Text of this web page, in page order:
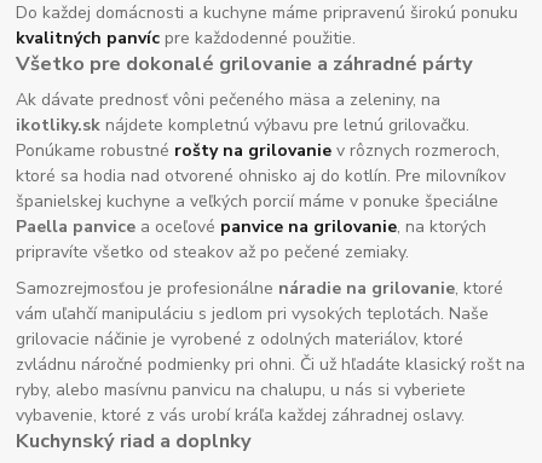
Do každej domácnosti a kuchyne máme pripravenú širokú ponuku
kvalitných panvíc pre každodenné použitie.
Všetko pre dokonalé grilovanie a záhradné párty
Ak dávate prednosť vôni pečeného mäsa a zeleniny, na
ikotliky.sk nájdete kompletnú výbavu pre letnú grilovačku.
Ponúkame robustné rošty na grilovanie v rôznych rozmeroch,
ktoré sa hodia nad otvorené ohnisko aj do kotlín. Pre milovníkov
španielskej kuchyne a veľkých porcií máme v ponuke špeciálne
Paella panvice a oceľové panvice na grilovanie, na ktorých
pripravíte všetko od steakov až po pečené zemiaky.
Samozrejmosťou je profesionálne náradie na grilovanie, ktoré
vám uľahčí manipuláciu s jedlom pri vysokých teplotách. Naše
grilovacie náčinie je vyrobené z odolných materiálov, ktoré
zvládnu náročné podmienky pri ohni. Či už hľadáte klasický rošt na
ryby, alebo masívnu panvicu na chalupu, u nás si vyberiete
vybavenie, ktoré z vás urobí kráľa každej záhradnej oslavy.
Kuchynský riad a doplnky